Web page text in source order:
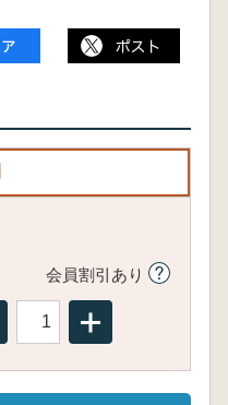
会員割引あり